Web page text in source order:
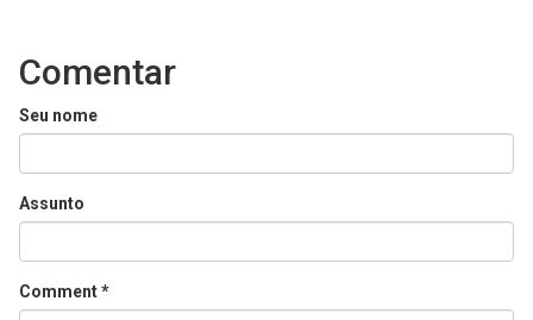
Comentar
Seu nome
Assunto
Comment*